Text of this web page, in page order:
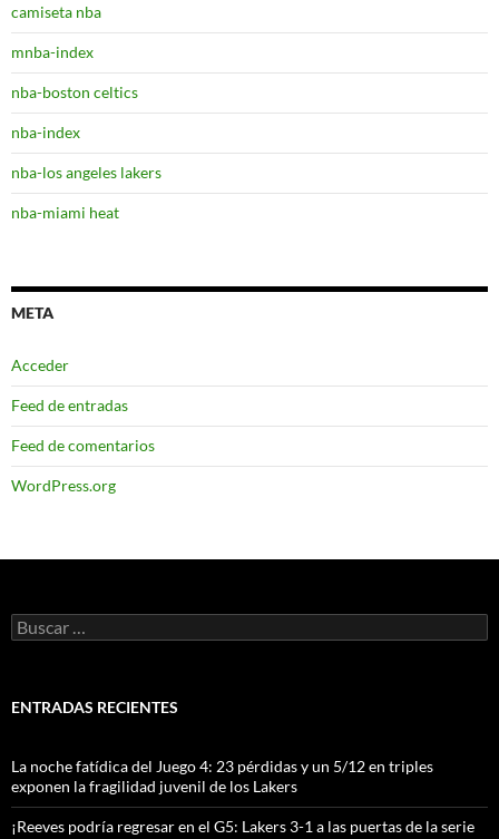
camiseta nba
mnba-index
nba-boston celtics
nba-index
nba-los angeles lakers
nba-miami heat
META
Acceder
Feed de entradas
Feed de comentarios
WordPress.org
Buscar:
ENTRADAS RECIENTES
La noche fatídica del Juego 4: 23 pérdidas y un 5/12 en triples
exponen la fragilidad juvenil de los Lakers
¡Reeves podría regresar en el G5: Lakers 3-1 a las puertas de la serie